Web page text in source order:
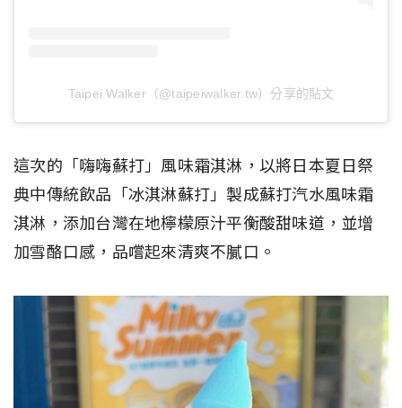
Taipei Walker（@taipeiwalker.tw）分享的貼文
這次的「嗨嗨蘇打」風味霜淇淋，以將日本夏日祭
典中傳統飲品「冰淇淋蘇打」製成蘇打汽水風味霜
淇淋，添加台灣在地檸檬原汁平衡酸甜味道，並增
加雪酪口感，品嚐起來清爽不膩口。